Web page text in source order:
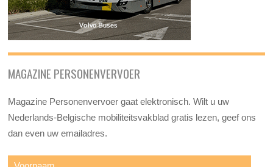
MAGAZINE PERSONENVERVOER
Magazine Personenvervoer gaat elektronisch. Wilt u uw
Nederlands-Belgische mobiliteitsvakblad gratis lezen, geef ons
dan even uw emailadres.